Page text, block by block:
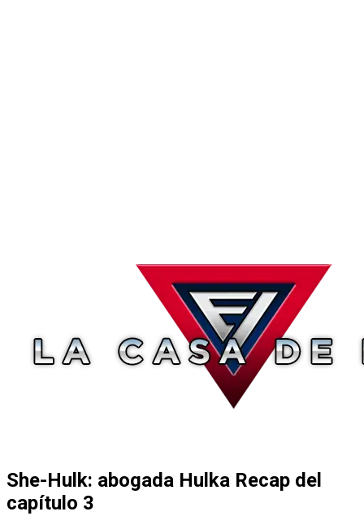
She-Hulk: abogada Hulka Recap del
capítulo 3